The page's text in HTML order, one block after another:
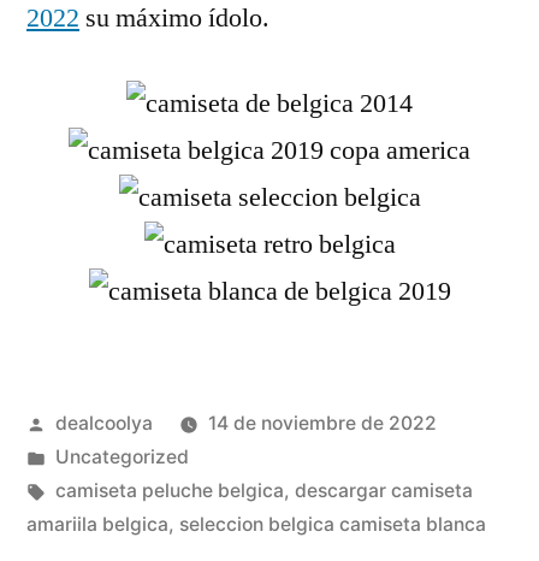
2022 su máximo ídolo.
Publicado
por
dealcoolya
14 de noviembre de 2022
Publicado
en
Uncategorized
Etiquetas:
camiseta peluche belgica, descargar camiseta
amariila belgica, seleccion belgica camiseta blanca